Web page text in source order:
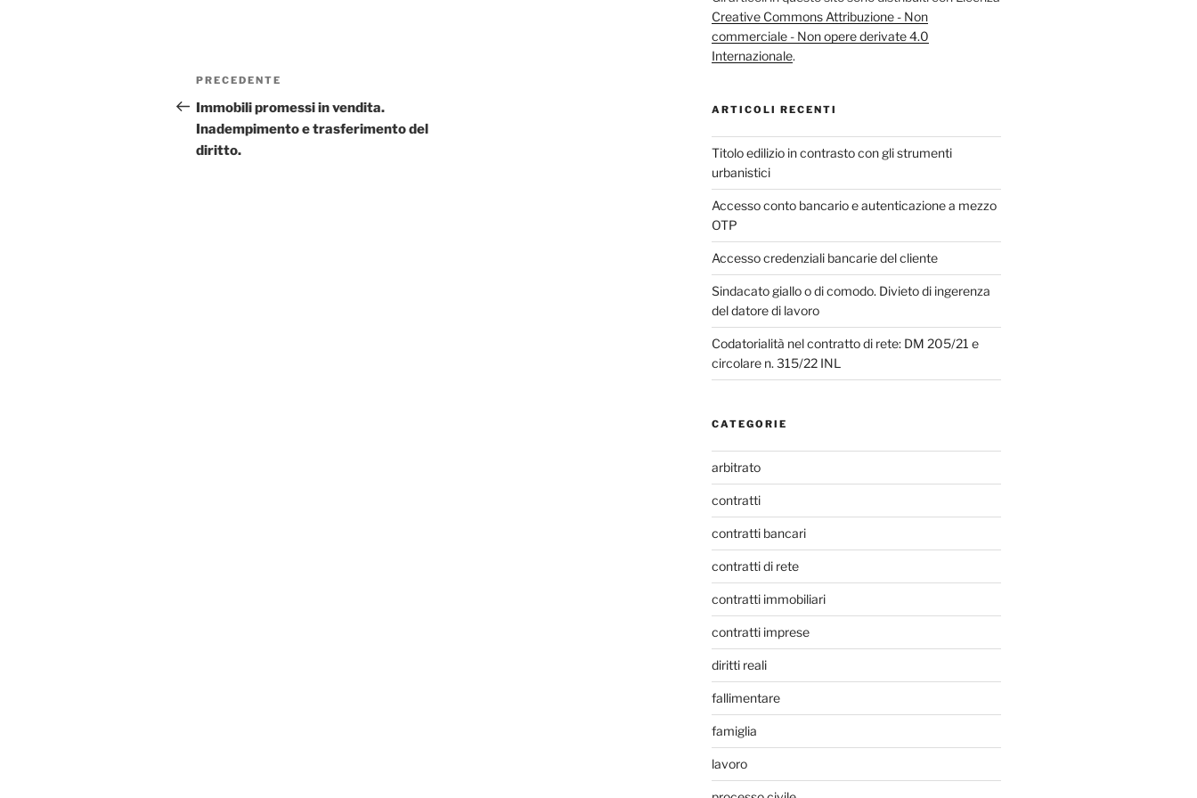
Navigazione
articoli
Articolo
precedente:
PRECEDENTE
Immobili promessi in vendita.
Inadempimento e trasferimento del
diritto.
Creative Commons Attribuzione - Non
commerciale - Non opere derivate 4.0
Internazionale.
ARTICOLI RECENTI
Titolo edilizio in contrasto con gli strumenti
urbanistici
Accesso conto bancario e autenticazione a mezzo
OTP
Accesso credenziali bancarie del cliente
Sindacato giallo o di comodo. Divieto di ingerenza
del datore di lavoro
Codatorialità nel contratto di rete: DM 205/21 e
circolare n. 315/22 INL
CATEGORIE
arbitrato
contratti
contratti bancari
contratti di rete
contratti immobiliari
contratti imprese
diritti reali
fallimentare
famiglia
lavoro